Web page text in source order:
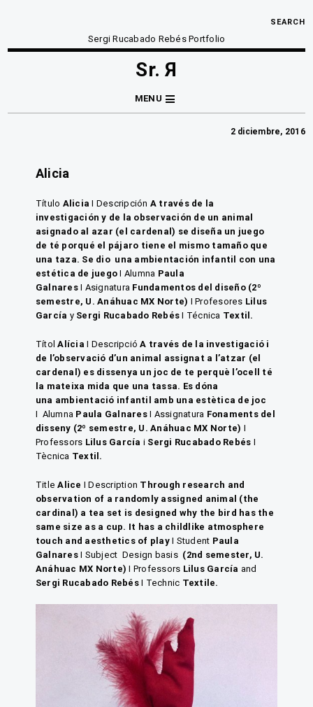
Sergi Rucabado Rebés Portfolio
SEARCH
Sr. Я
MENU
2 diciembre, 2016
Alicia
Título AliciaI Descripción A través de la
investigación y de la observación de un animal
asignado al azar (el cardenal) se diseña un juego
de té porqué el pájaro tiene el mismo tamaño que
una taza. Se dio una ambientación infantil con una
estética de juego I Alumna Paula
GalnaresI Asignatura Fundamentos del diseño (2º
semestre, U. Anáhuac MX Norte) I Profesores Lilus
García ySergi Rucabado Rebés I Técnica Textil.
TítolAlícia I DescripcióA través de la investigació i
de l’observació d’un animal assignat a l’atzar (el
cardenal) es dissenya un joc de te perquè l’ocell té
la mateixa mida que una tassa. Es dóna
una ambientació infantil amb una estètica de joc
I Alumna Paula Galnares I Assignatura Fonaments del
disseny (2º semestre, U. Anáhuac MX Norte) I
Professors Lilus García i Sergi Rucabado Rebés I
Tècnica Textil.
TitleAlice I Description Through research and
observation of a randomly assigned animal (the
cardinal) a tea set is designed why the bird has the
same size as a cup. It has a childlike atmosphere
touch and aesthetics of playI Student Paula
GalnaresI Subject Design basis (2nd semester, U.
Anáhuac MX Norte) I Professors Lilus García and
Sergi Rucabado RebésI Technic Textile.